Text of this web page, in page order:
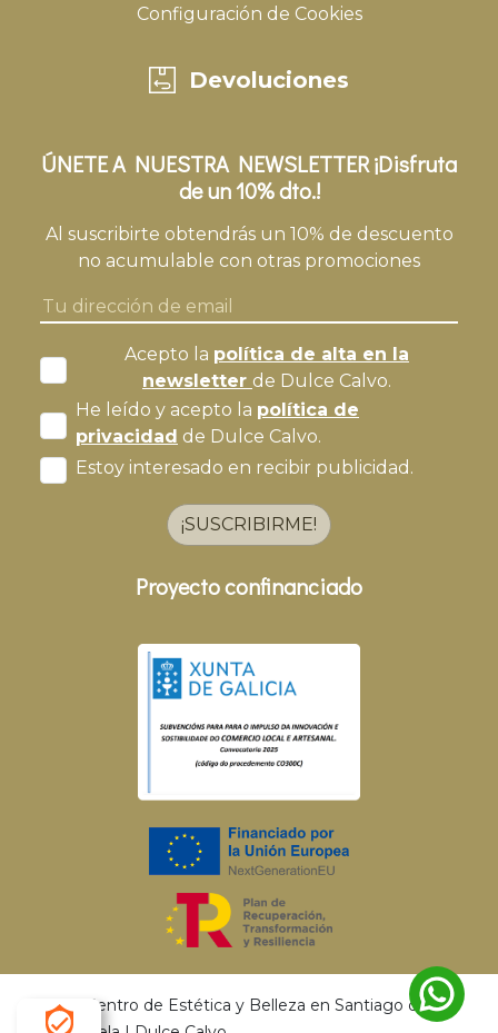
Configuración de Cookies
Devoluciones
ÚNETE A NUESTRA NEWSLETTER ¡Disfruta
de un 10% dto.!
Al suscribirte obtendrás un 10% de descuento
no acumulable con otras promociones
Acepto la política de alta en la
newsletter de Dulce Calvo.
He leído y acepto la política de
privacidad de Dulce Calvo.
Estoy interesado en recibir publicidad.
¡SUSCRIBIRME!
Proyecto confinanciado
© 2026 Centro de Estética y Belleza en Santiago de